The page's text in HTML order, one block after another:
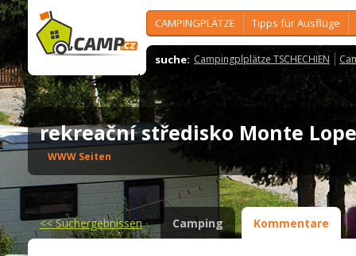
CAMPINGPLÄTZE Tipps für Ausflüge
suche: Campingplplätze TSCHECHIEN
rekreační středisko Monte
WWW Seiten
<<Suchergebnissen Camping Kommentare